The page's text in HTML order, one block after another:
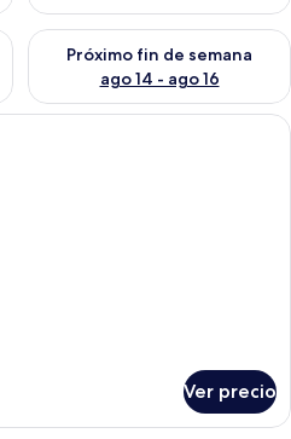
este fin de semana ago 7 -
Próximo fin de semana
ago 14 - ago 16
Consulta la disponibilidad
Una habitación de hotel moderna
Ver precio